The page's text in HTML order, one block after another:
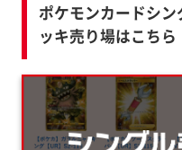
ポケモンカードシ
ッキ売り場はこちら